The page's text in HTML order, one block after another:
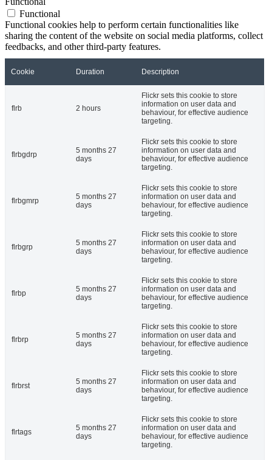
Functional
Functional cookies help to perform certain functionalities like
sharing the content of the website on social media platforms, collect
feedbacks, and other third-party features.
Cookie Duration Description
flrb 2 hours
Flickr sets this cookie to store
information on user data and
behaviour, for effective audience
targeting.
flrbgdrp
5 months 27
days
Flickr sets this cookie to store
information on user data and
behaviour, for effective audience
targeting.
flrbgmrp
5 months 27
days
Flickr sets this cookie to store
information on user data and
behaviour, for effective audience
targeting.
flrbgrp
5 months 27
days
Flickr sets this cookie to store
information on user data and
behaviour, for effective audience
targeting.
flrbp
5 months 27
days
Flickr sets this cookie to store
information on user data and
behaviour, for effective audience
targeting.
flrbrp
5 months 27
days
Flickr sets this cookie to store
information on user data and
behaviour, for effective audience
targeting.
flrbrst
5 months 27
days
Flickr sets this cookie to store
information on user data and
behaviour, for effective audience
targeting.
flrtags
5 months 27
days
Flickr sets this cookie to store
information on user data and
behaviour, for effective audience
targeting.